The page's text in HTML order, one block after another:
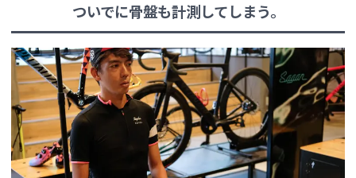
ついでに骨盤も計測してしまう。